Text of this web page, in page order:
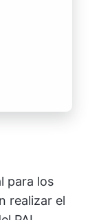
para los
realizar el